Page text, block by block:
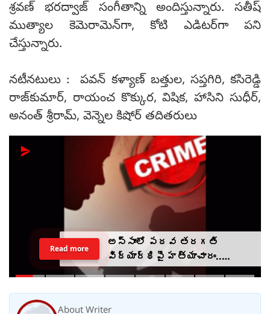
శ్రవణ్ భరద్వాజ్ సంగీతాన్ని అందిస్తున్నారు. సతీష్
ముత్యాల కెమెరామెన్‌గా, కోటి ఎడిటర్‌గా పని
చేస్తున్నారు.
నటీనటులు : పవన్ కళ్యాణ్ బత్తుల, సప్తగిరి, కసిరెడ్డి
రాజ్‌కుమార్, రాయంచ కొక్కుర, విషిక, హాసిని సుధీర్,
అనంత్ శ్రీరామ్, వెన్నెల కిషోర్ తదితరులు
అస్సాంలో పదవ తరగతి
విద్యార్థిపై హత్యాచారం..
ఫంక్షన్‌కు వెళ్లిన తల్లి..
Read more
About Writer